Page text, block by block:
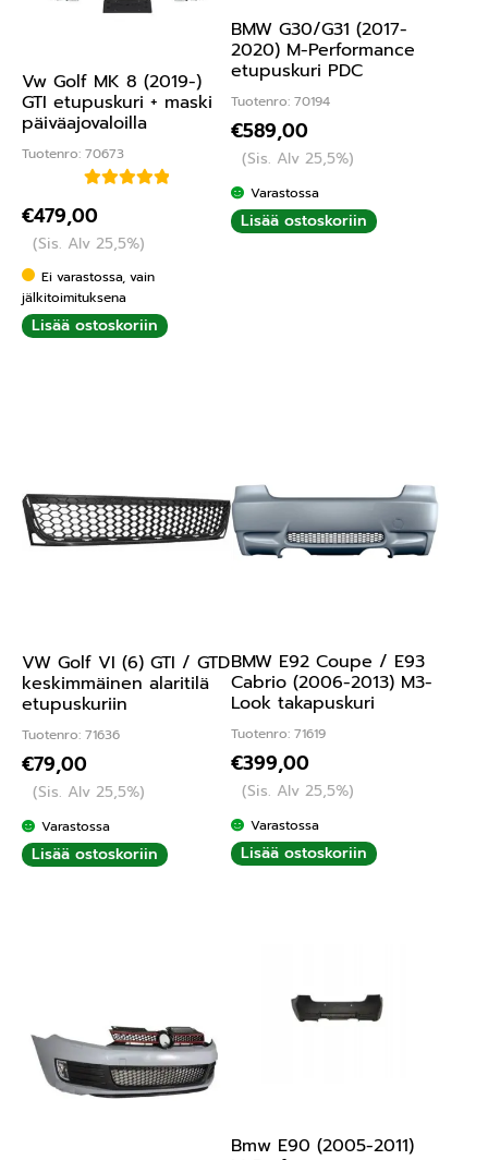
Vw Golf MK 8 (2019-)
GTI etupuskuri + maski
päiväajovaloilla
Tuotenro: 70673
tuotteesta:
5.00/ 5
€479,00
(Sis. Alv 25,5%)
Ei varastossa, vain
jälkitoimituksena
Lisää ostoskoriin
BMW G30/G31 (2017-
2020) M-Performance
etupuskuri PDC
Tuotenro: 70194
€589,00
(Sis. Alv 25,5%)
Varastossa
Lisää ostoskoriin
VW Golf VI (6) GTI / GTD
keskimmäinen alaritilä
etupuskuriin
Tuotenro: 71636
€79,00
(Sis. Alv 25,5%)
Varastossa
Lisää ostoskoriin
BMW E92 Coupe / E93
Cabrio (2006-2013) M3-
Look takapuskuri
Tuotenro: 71619
€399,00
(Sis. Alv 25,5%)
Varastossa
Lisää ostoskoriin
Bmw E90 (2005-2011)